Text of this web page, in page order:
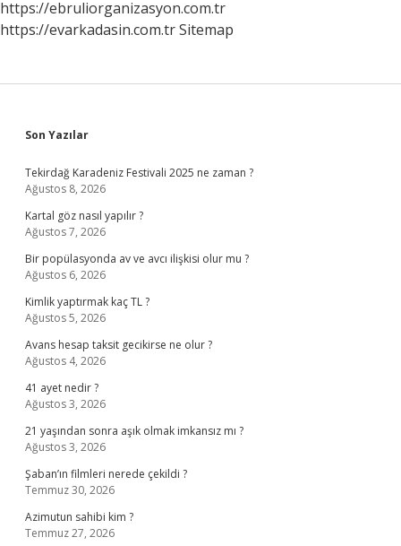
https://ebruliorganizasyon.com.tr
https://evarkadasin.com.trSitemap
Sidebar
Son Yazılar
Tekirdağ Karadeniz Festivali 2025 ne zaman ?
Ağustos 8, 2026
Kartal göz nasıl yapılır ?
Ağustos 7, 2026
Bir popülasyonda av ve avcı ilişkisi olur mu ?
Ağustos 6, 2026
Kimlik yaptırmak kaç TL ?
Ağustos 5, 2026
Avans hesap taksit gecikirse ne olur ?
Ağustos 4, 2026
41 ayet nedir ?
Ağustos 3, 2026
21 yaşından sonra aşık olmak imkansız mı ?
Ağustos 3, 2026
Şaban’ın filmleri nerede çekildi ?
Temmuz 30, 2026
Azimutun sahibi kim ?
Temmuz 27, 2026